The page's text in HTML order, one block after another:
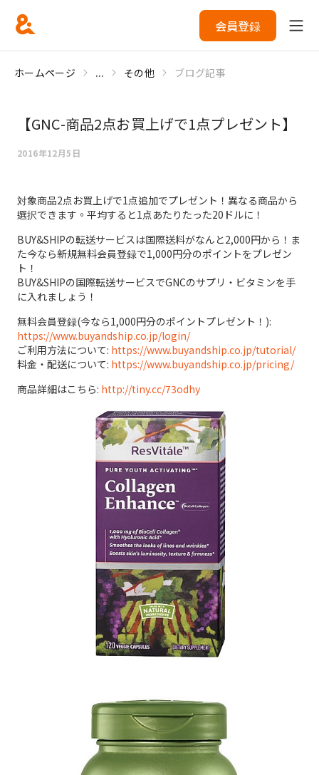
会員登録
ホームページ ... その他 ブログ記事
【GNC-商品2点お買上げで1点プレゼント】
2016年12月5日
対象商品2点お買上げで1点追加でプレゼント！異なる商品から
選択できます。平均すると1点あたりたった20ドルに！
BUY&SHIPの転送サービスは国際送料がなんと2,000円から！ま
た今なら新規無料会員登録で1,000円分のポイントをプレゼン
ト！
BUY&SHIPの国際転送サービスでGNCのサプリ・ビタミンを手
に入れましょう！
無料会員登録(今なら1,000円分のポイントプレゼント！):
https://www.buyandship.co.jp/login/
ご利用方法について: https://www.buyandship.co.jp/tutorial/
料金・配送について: https://www.buyandship.co.jp/pricing/
商品詳細はこちら: http://tiny.cc/73odhy